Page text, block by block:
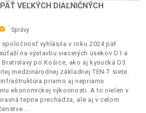
VEĽKÝCH DIAĽNIČNÝCH
Správy
vyhlásila v roku 2024 päť
na výstavbu viacerých úsekov D1 a
Bratislavy po Košice, ako aj kysucká D3
medzinárodnej základnej TEN-T siete.
priamo aj nepriamo
ekonomickej výkonnosti. A to nielen v
tepna prechádza, ale aj v celom